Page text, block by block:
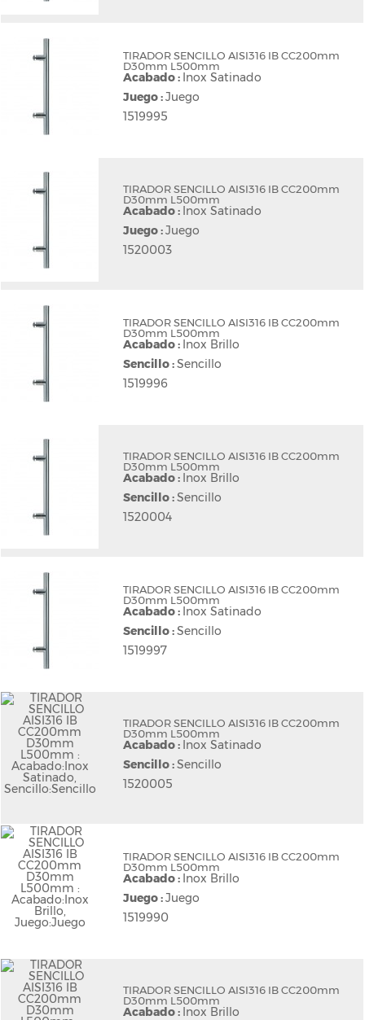
TIRADOR SENCILLO AISI316 IB CC200mm
D30mm L500mm
Acabado : Inox Satinado
Juego :Juego
1519995
TIRADOR SENCILLO AISI316 IB CC200mm
D30mm L500mm
Acabado : Inox Satinado
Juego :Juego
1520003
TIRADOR SENCILLO AISI316 IB CC200mm
D30mm L500mm
Acabado : Inox Brillo
Sencillo :Sencillo
1519996
TIRADOR SENCILLO AISI316 IB CC200mm
D30mm L500mm
Acabado : Inox Brillo
Sencillo :Sencillo
1520004
TIRADOR SENCILLO AISI316 IB CC200mm
D30mm L500mm
Acabado : Inox Satinado
Sencillo :Sencillo
1519997
TIRADOR SENCILLO AISI316 IB CC200mm
D30mm L500mm
Acabado : Inox Satinado
Sencillo :Sencillo
1520005
TIRADOR SENCILLO AISI316 IB CC200mm
D30mm L500mm
Acabado : Inox Brillo
Juego :Juego
1519990
TIRADOR SENCILLO AISI316 IB CC200mm
D30mm L500mm
Acabado : Inox Brillo